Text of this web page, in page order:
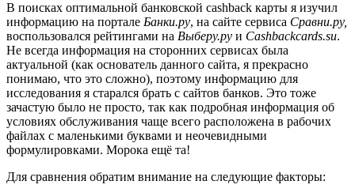
В поисках оптимальной банковской cashback карты я изучил
информацию на портале Банки.ру, на сайте сервиса Сравни.ру,
воспользовался рейтингами на Выберу.ру и Cashbackcards.su.
Не всегда информация на сторонних сервисах была
актуальной (как основатель данного сайта, я прекрасно
понимаю, что это сложно), поэтому информацию для
исследования я старался брать с сайтов банков. Это тоже
зачастую было не просто, так как подробная информация об
условиях обслуживания чаще всего расположена в рабочих
файлах с маленькими буквами и неочевидными
формулировками. Морока ещё та!
Для сравнения обратим внимание на следующие факторы: